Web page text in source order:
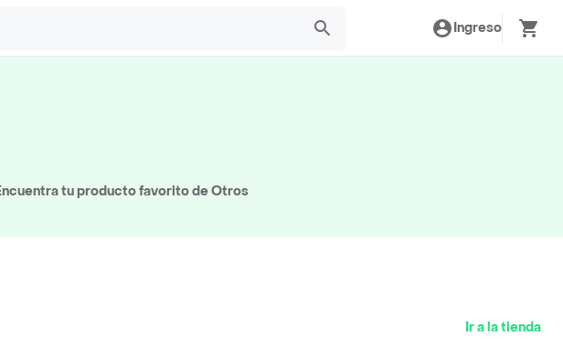
Ingreso
tu producto favorito de Otros
Ir a la tienda